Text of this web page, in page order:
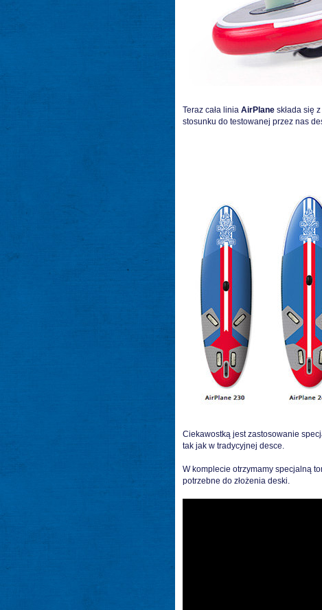
Teraz cała linia AirPlaneskłada się
stosunku do testowanej przez nas
Ciekawostką jest zastosowanie
tak jak w tradycyjnej desce.
W komplecie otrzymamy specjalną
potrzebne do złożenia deski.